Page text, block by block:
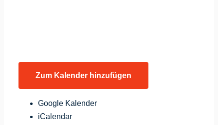
Zum Kalender hinzufügen
Google Kalender
iCalendar